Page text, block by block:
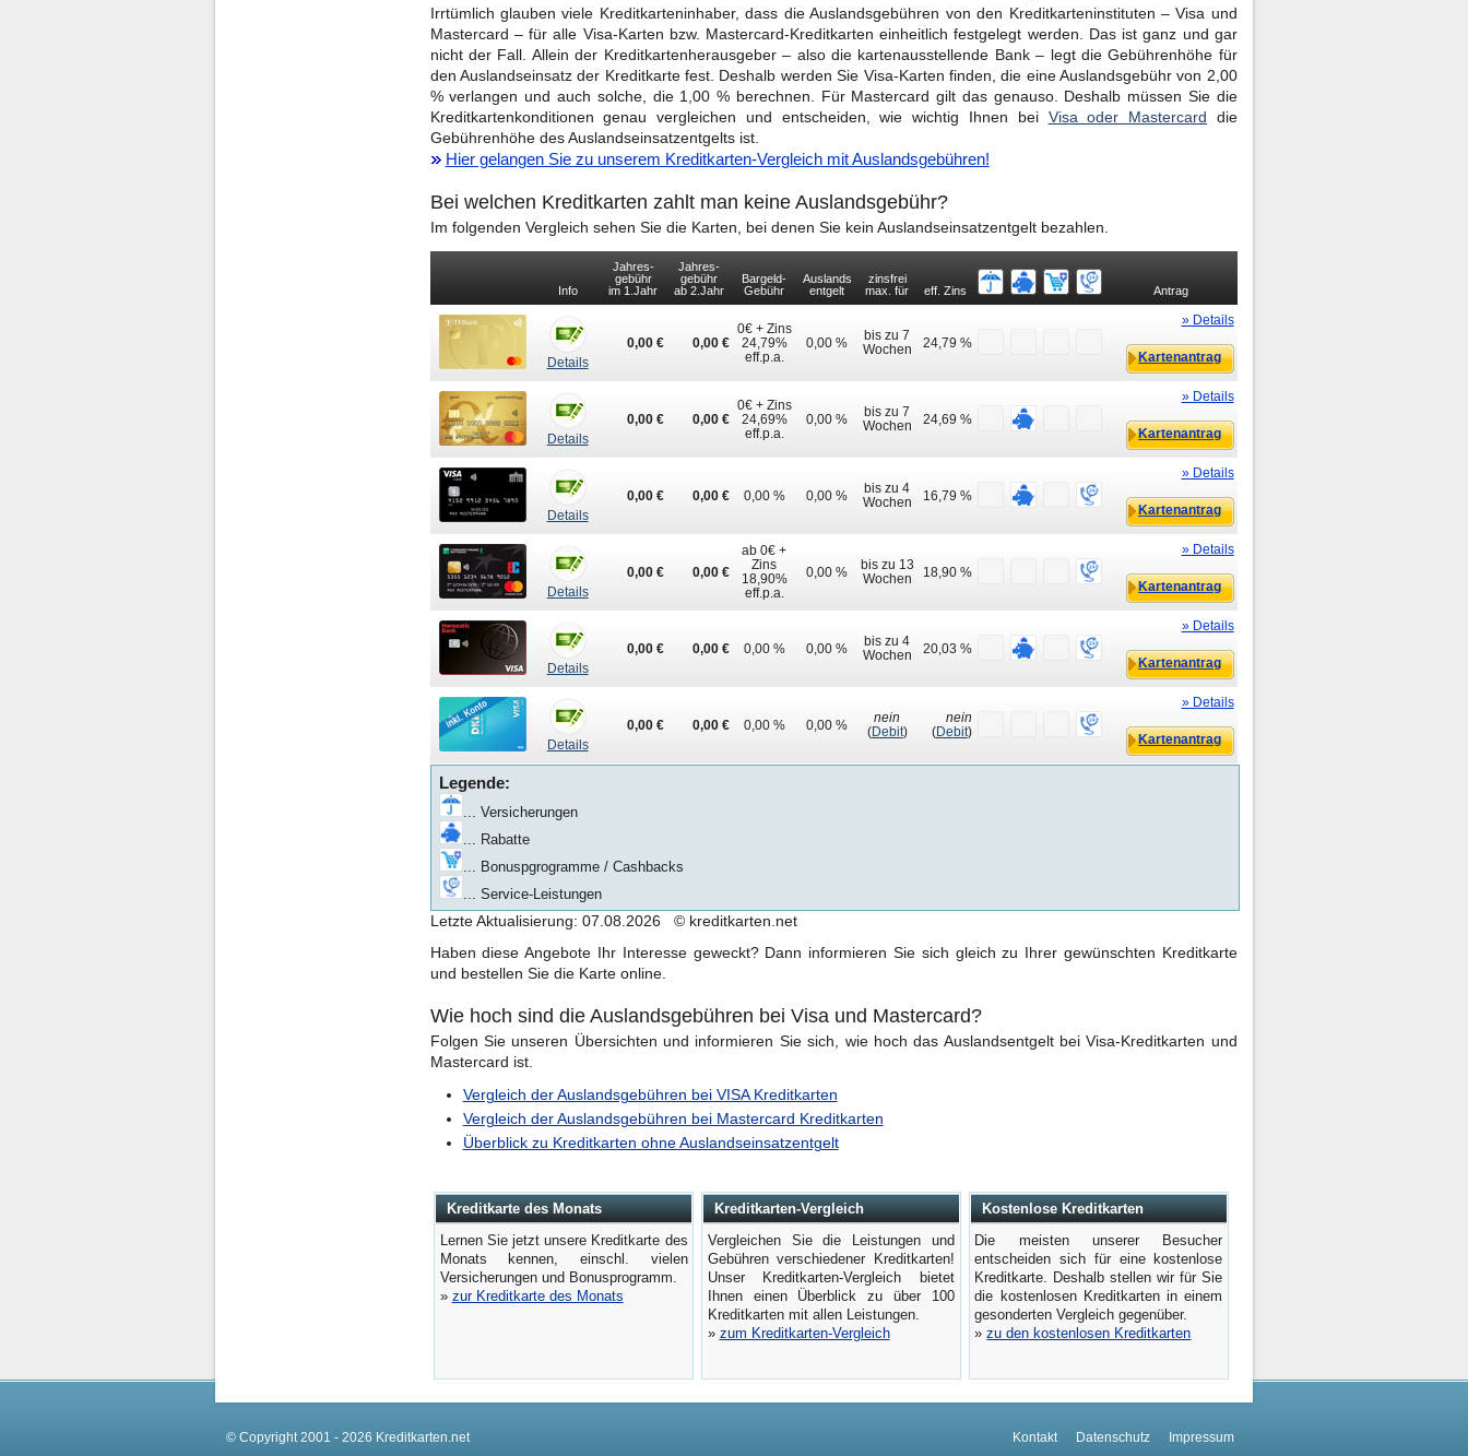
Irrtümlich glauben viele Kreditkarteninhaber, dass die Auslandsgebühren von den Kreditkarteninstituten – Visa und
Mastercard – für alle Visa-Karten bzw. Mastercard-Kreditkarten einheitlich festgelegt werden. Das ist ganz und gar
nicht der Fall. Allein der Kreditkartenherausgeber – also die kartenausstellende Bank – legt die Gebührenhöhe für
den Auslandseinsatz der Kreditkarte fest. Deshalb werden Sie Visa-Karten finden, die eine Auslandsgebühr von 2,00
% verlangen und auch solche, die 1,00 % berechnen. Für Mastercard gilt das genauso. Deshalb müssen Sie die
Kreditkartenkonditionen genau vergleichen und entscheiden, wie wichtig Ihnen bei Visa oder Mastercard die
Gebührenhöhe des Auslandseinsatzentgelts ist.
Hier gelangen Sie zu unserem Kreditkarten-Vergleich mit Auslandsgebühren!
Bei welchen Kreditkarten zahlt man keine Auslandsgebühr?
Im folgenden Vergleich sehen Sie die Karten, bei denen Sie kein Auslandseinsatzentgelt bezahlen.
Info
Jahres-
gebühr
im 1.Jahr
Jahres-
gebühr
ab 2.Jahr
Bargeld-
Gebühr
Auslands
entgelt
zinsfrei
max. für
eff. Zins Antrag
Details
0,00 € 0,00 €
0€ + Zins
24,79%
eff.p.a.
0,00 %
bis zu 7
Wochen
24,79 %
» Details
Kartenantrag
Details
0,00 € 0,00 €
0€ + Zins
24,69%
eff.p.a.
0,00 %
bis zu 7
Wochen
24,69 %
» Details
Kartenantrag
Details
0,00 € 0,00 € 0,00 % 0,00 %
bis zu 4
Wochen
16,79 %
» Details
Kartenantrag
Details
0,00 € 0,00 €
ab 0€ +
Zins
18,90%
eff.p.a.
0,00 %
bis zu 13
Wochen
18,90 %
» Details
Kartenantrag
Details
0,00 € 0,00 € 0,00 % 0,00 %
bis zu 4
Wochen
20,03 %
» Details
Kartenantrag
Details
0,00 € 0,00 € 0,00 % 0,00 %
nein
(Debit)
nein
(Debit)
» Details
Kartenantrag
Legende:
... Versicherungen
... Rabatte
... Bonuspgrogramme / Cashbacks
... Service-Leistungen
Letzte Aktualisierung: 07.08.2026 © kreditkarten.net
Haben diese Angebote Ihr Interesse geweckt? Dann informieren Sie sich gleich zu Ihrer gewünschten Kreditkarte
und bestellen Sie die Karte online.
Wie hoch sind die Auslandsgebühren bei Visa und Mastercard?
Folgen Sie unseren Übersichten und informieren Sie sich, wie hoch das Auslandsentgelt bei Visa-Kreditkarten und
Mastercard ist.
Vergleich der Auslandsgebühren bei VISA Kreditkarten
Vergleich der Auslandsgebühren bei Mastercard Kreditkarten
Überblick zu Kreditkarten ohne Auslandseinsatzentgelt
Kreditkarte des Monats
Lernen Sie jetzt unsere Kreditkarte des
Monats kennen, einschl. vielen
Versicherungen und Bonusprogramm.
» zur Kreditkarte des Monats
Kreditkarten-Vergleich
Vergleichen Sie die Leistungen und
Gebühren verschiedener Kreditkarten!
Unser Kreditkarten-Vergleich bietet
Ihnen einen Überblick zu über 100
Kreditkarten mit allen Leistungen.
» zum Kreditkarten-Vergleich
Kostenlose Kreditkarten
Die meisten unserer Besucher
entscheiden sich für eine kostenlose
Kreditkarte. Deshalb stellen wir für Sie
die kostenlosen Kreditkarten in einem
gesonderten Vergleich gegenüber.
»zu den kostenlosen Kreditkarten
© Copyright 2001 - 2026 Kreditkarten.net Kontakt Datenschutz Impressum